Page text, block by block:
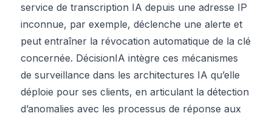
service de transcription IA depuis une adresse IP
inconnue, par exemple, déclenche une alerte et
peut entraîner la révocation automatique de la clé
concernée. DécisionIA intègre ces mécanismes
de surveillance dans les architectures IA qu’elle
déploie pour ses clients, en articulant la détection
d’anomalies avec les processus de réponse aux